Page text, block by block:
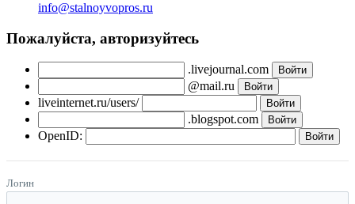
info@stalnoyvopros.ru
Пожалуйста, авторизуйтесь
.livejournal.com
@mail.ru
liveinternet.ru/users/
.blogspot.com
OpenID:
Логин